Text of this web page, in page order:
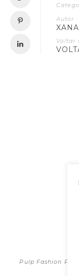
Autor
Voltar
Pulp Fashion